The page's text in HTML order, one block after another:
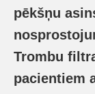
pēkšņu
Trombu
pacientiem